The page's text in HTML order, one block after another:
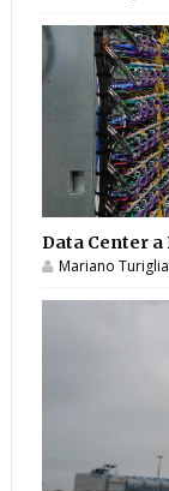
Data Center
Mariano